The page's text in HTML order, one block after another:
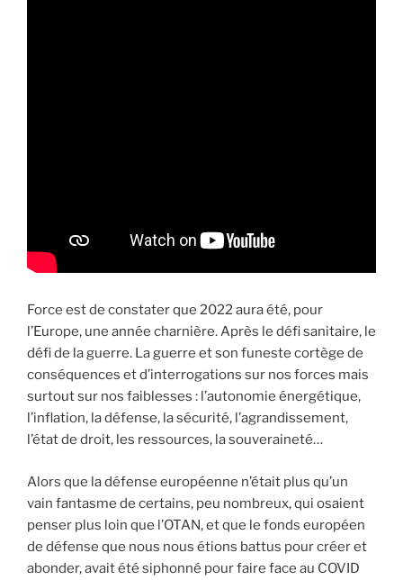
Force est de constater que 2022 aura été, pour
l’Europe, une année charnière. Après le défi sanitaire, le
défi de la guerre. La guerre et son funeste cortège de
conséquences et d’interrogations sur nos forces mais
surtout sur nos faiblesses : l’autonomie énergétique,
l’inflation, la défense, la sécurité, l’agrandissement,
l’état de droit, les ressources, la souveraineté…
Alors que la défense européenne n’était plus qu’un
vain fantasme de certains, peu nombreux, qui osaient
penser plus loin que l’OTAN, et que le fonds européen
de défense que nous nous étions battus pour créer et
abonder, avait été siphonné pour faire face au COVID